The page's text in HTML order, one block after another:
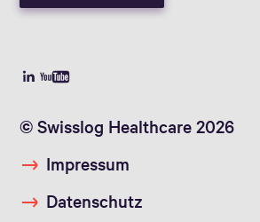
© Swisslog Healthcare 2026
Impressum
Datenschutz